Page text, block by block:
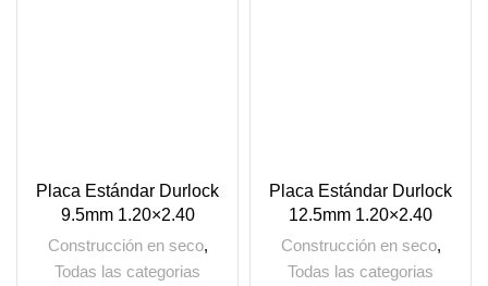
Placa Estándar Durlock
9.5mm 1.20×2.40
Construcción en seco,
Todas las categorias
Placa Estándar Durlock
12.5mm 1.20×2.40
Construcción en seco,
Todas las categorias